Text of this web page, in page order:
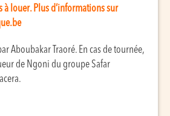
louer. Plus d’informations sur
Aboubakar Traoré. En cas de tournée,
de Ngoni du groupe Safar